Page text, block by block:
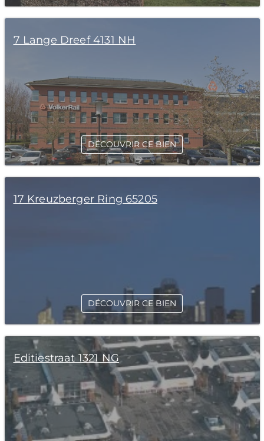
7 Lange Dreef 4131 NH
DÉCOUVRIR CE BIEN
17 Kreuzberger Ring 65205
DÉCOUVRIR CE BIEN
Editiestraat 1321 NG